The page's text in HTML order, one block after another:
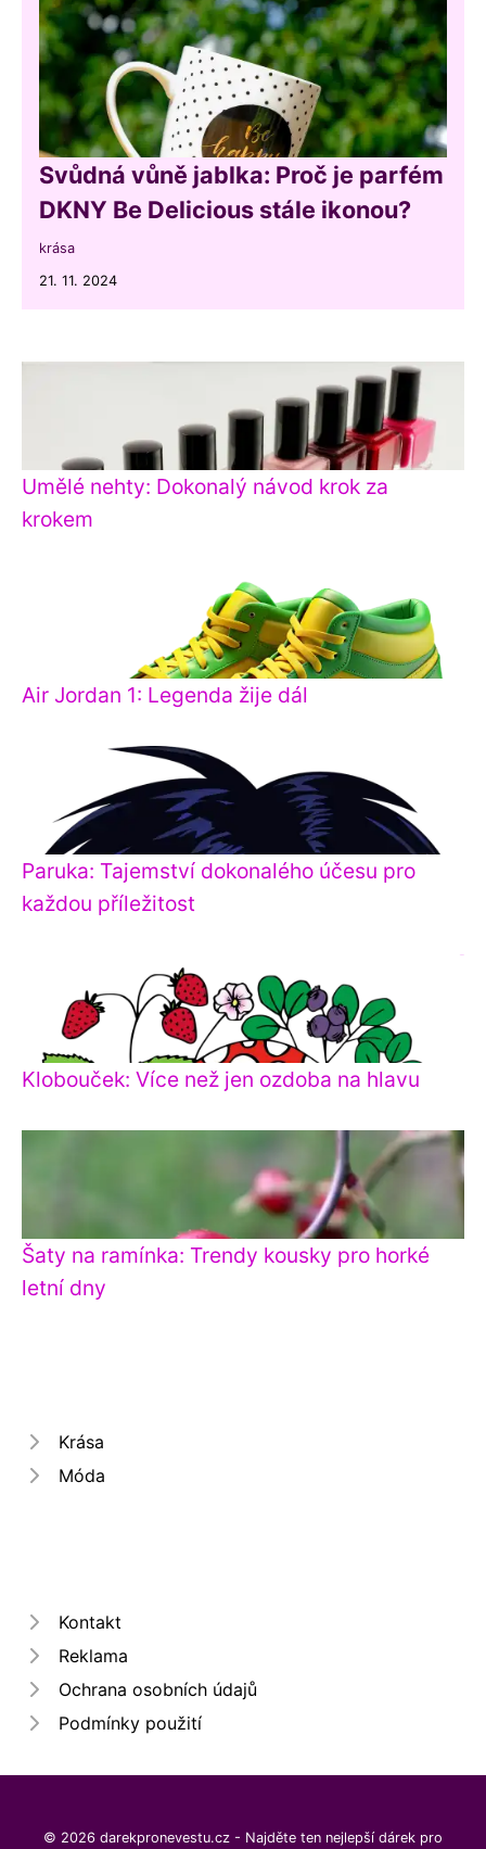
Svůdná vůně jablka: Proč je parfém
DKNY Be Delicious stále ikonou?
krása
21. 11. 2024
Umělé nehty: Dokonalý návod krok za
krokem
Air Jordan 1: Legenda žije dál
Paruka: Tajemství dokonalého účesu pro
každou příležitost
Klobouček: Více než jen ozdoba na hlavu
Šaty na ramínka: Trendy kousky pro horké
letní dny
Krása
Móda
Kontakt
Reklama
Ochrana osobních údajů
Podmínky použití
© 2026 darekpronevestu.cz - Najděte ten nejlepší dárek pro